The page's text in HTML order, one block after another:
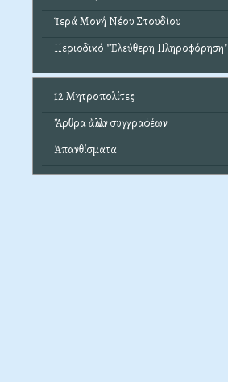
Ἱερά Μονή Νέου Στουδίου
Περιοδικό "Ἐλεύθερη Πληροφόρηση"
12 Μητροπολίτες
Ἄρθρα ἄλλων συγγραφέων
Ἀπανθίσματα